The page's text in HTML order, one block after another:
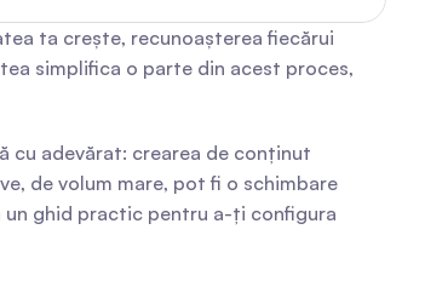
ta crește, recunoașterea fiecărui
simplifica o parte din acest proces,
cu adevărat: crearea de conținut
de volum mare, pot fi o schimbare
un ghid practic pentru a-ți configura